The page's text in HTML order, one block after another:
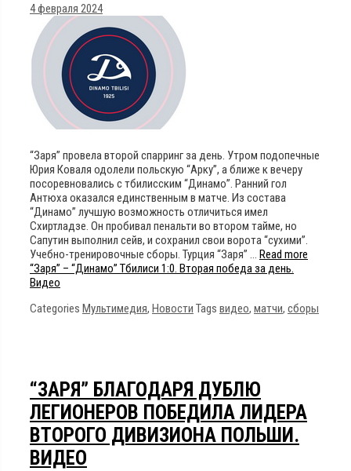
4 февраля 2024
“Заря” провела второй спарринг за день. Утром подопечные
Юрия Коваля одолели польскую “Арку”, а ближе к вечеру
посоревновались с тбилисским “Динамо”. Ранний гол
Антюха оказался единственным в матче. Из состава
“Динамо” лучшую возможность отличиться имел
Схиртладзе. Он пробивал пенальти во втором тайме, но
Сапутин выполнил сейв, и сохранил свои ворота “сухими”.
Учебно-тренировочные сборы. Турция “Заря” … Read more
“Заря” – “Динамо” Тбилиси 1:0. Вторая победа за день.
Видео
Categories Мультимедия, Новости Tags видео, матчи, сборы
“ЗАРЯ” БЛАГОДАРЯ ДУБЛЮ
ЛЕГИОНЕРОВ ПОБЕДИЛА ЛИДЕРА
ВТОРОГО ДИВИЗИОНА ПОЛЬШИ.
ВИДЕО